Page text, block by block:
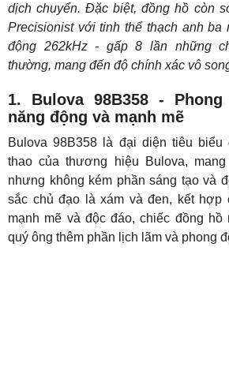
dịch chuyển. Đặc biệt, đồng hồ còn
Precisionist với tinh thể thạch anh ba
động 262kHz - gấp 8 lần những
thường, mang đến độ chính xác vô
1. Bulova 98B358 -
năng động và mạnh mẽ
Bulova 98B358 là đại diện tiêu biểu
thao của thương hiệu Bulova,
nhưng không kém phần sáng tạo và
sắc chủ đạo là xám và đen, kết hợp
mạnh mẽ và độc đáo, chiếc đồng
quý ông thêm phần lịch lãm và phong